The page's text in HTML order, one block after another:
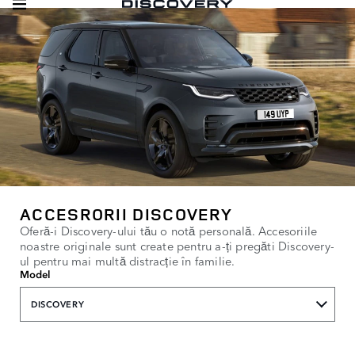
ACCESRORII DISCOVERY
Oferă-i Discovery-ului tău o notă personală. Accesoriile
noastre originale sunt create pentru a-ți pregăti Discovery-
ul pentru mai multă distracție în familie.
Model
DISCOVERY